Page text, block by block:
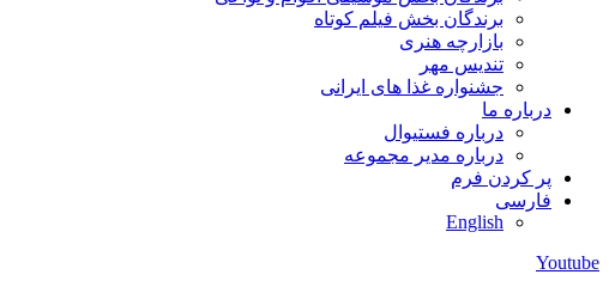
برندگان بخش فیلم کوتاه
بازارچه هنری
تندیس مهر
جشنواره غذا های ایرانی
درباره ما
درباره فستیوال
درباره مدیر مجموعه
پر کردن فرم
فارسی
English
Youtube